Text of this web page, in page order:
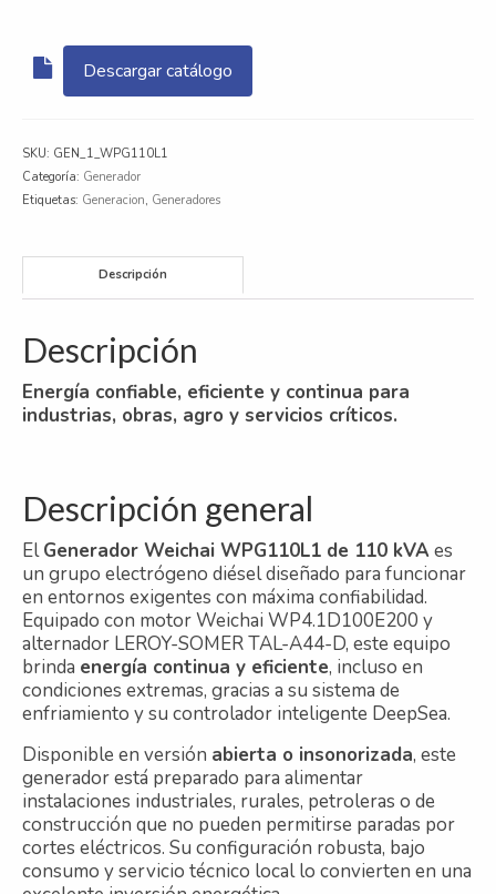
Descargar catálogo
SKU: GEN_1_WPG110L1
Categoría: Generador
Etiquetas: Generacion, Generadores
Descripción
Descripción
Energía confiable, eficiente y continua para
industrias, obras, agro y servicios críticos.
Descripción general
ElGenerador Weichai WPG110L1 de 110 kVA es
un grupo electrógeno diésel diseñado para funcionar
en entornos exigentes con máxima confiabilidad.
Equipado con motor Weichai WP4.1D100E200 y
alternador LEROY-SOMER TAL-A44-D, este equipo
brinda energía continua y eficiente, incluso en
condiciones extremas, gracias a su sistema de
enfriamiento y su controlador inteligente DeepSea.
Disponible en versión abierta o insonorizada, este
generador está preparado para alimentar
instalaciones industriales, rurales, petroleras o de
construcción que no pueden permitirse paradas por
cortes eléctricos. Su configuración robusta, bajo
consumo y servicio técnico local lo convierten en una